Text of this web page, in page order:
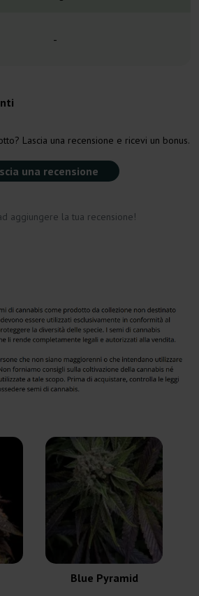
-
Lascia una recensione e ricevi un bonus.
una recensione
aggiungere la tua recensione!
Blue Pyramid